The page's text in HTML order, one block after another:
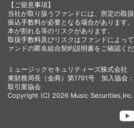
【ご留意事項】
当社が取り扱うファンドには、所定の取
振込手数料が必要となる場合があります
本が割れる等のリスクがあります。
取扱手数料及びリスクはファンドによっ
ァンドの匿名組合契約説明書をご確認くだ
ミュージックセキュリティーズ株式会
東財務局長（金商）第1791号 加入協会
取引業協会
Copyright (C) 2026 Music Securities,Inc.